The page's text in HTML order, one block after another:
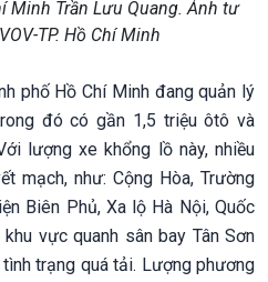
Minh Trần Lưu Quang. Ảnh tư
TP. Hồ Chí Minh
phố Hồ Chí Minh đang quản lý
đó có gần 1,5 triệu ôtô và
lượng xe khổng lồ này, nhiều
mạch, như: Cộng Hòa, Trường
Biên Phủ, Xa lộ Hà Nội, Quốc
vực quanh sân bay Tân Sơn
trạng quá tải. Lượng phương